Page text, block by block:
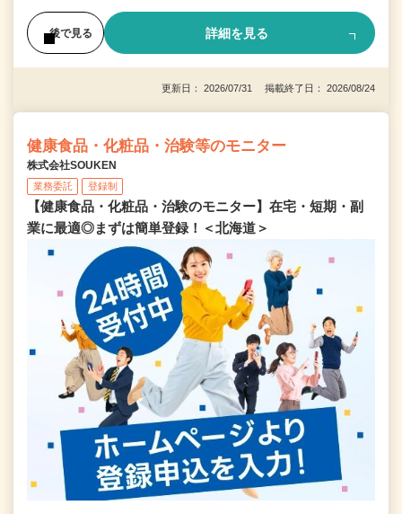
後で見る 詳細を見る
更新日： 2026/07/31 掲載終了日： 2026/08/24
健康食品・化粧品・治験等のモニター
株式会社SOUKEN
業務委託 登録制
【健康食品・化粧品・治験のモニター】在宅・短期・副
業に最適◎まずは簡単登録！＜北海道＞